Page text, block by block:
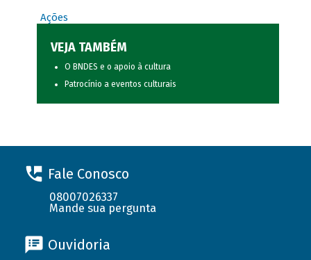
Ações
VEJA TAMBÉM
O BNDES e o apoio à cultura
Patrocínio a eventos culturais
Fale Conosco
08007026337
Mande sua pergunta
Ouvidoria